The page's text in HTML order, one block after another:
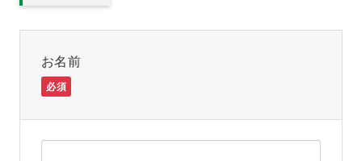
お名前
必須